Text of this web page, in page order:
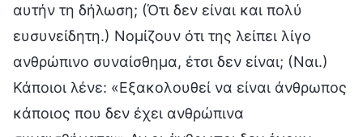
αυτήν τη δήλωση; (Ότι δεν είναι και πολύ
ευσυνείδητη.) Νομίζουν ότι της λείπει λίγο
ανθρώπινο συναίσθημα, έτσι δεν είναι; (Ναι.)
Κάποιοι λένε: «Εξακολουθεί να είναι άνθρωπος
κάποιος που δεν έχει ανθρώπινα